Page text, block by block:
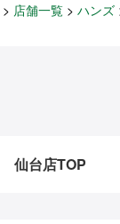
店舗一覧 ハンズ
仙台店TOP